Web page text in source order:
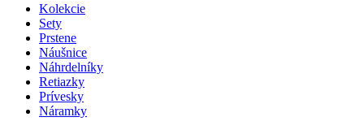
Kolekcie
Sety
Prstene
Náušnice
Náhrdelníky
Retiazky
Prívesky
Náramky